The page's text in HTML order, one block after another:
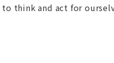
think and act for